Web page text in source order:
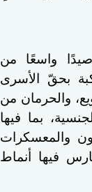
واسعًا من
بحقّ الأسرى
والحرمان من
بما فيها
والمعسكرات
فيها أنماط